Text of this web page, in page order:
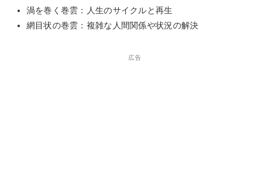
渦を巻く巻雲：人生のサイクルと再生
網目状の巻雲：複雑な人間関係や状況の解決
広告